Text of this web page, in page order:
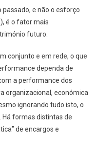
e não o esforço
é o fator mais
futuro.
conjunto e em rede, o que
dependa de
a performance dos
organizacional, económica
ignorando tudo isto, o
formas distintas de
de encargos e